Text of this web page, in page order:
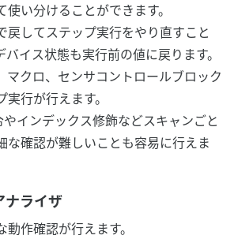
使い分けることができます。
戻してステップ実行をやり直すこと
バイス状態も実行前の値に戻ります。
マクロ、センサコントロールブロック
行が行えます。
やインデックス修飾などスキャンごと
な確認が難しいことも容易に行えま
ナライザ
動作確認が行えます。